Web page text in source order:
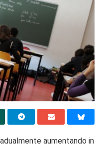
aumentando in